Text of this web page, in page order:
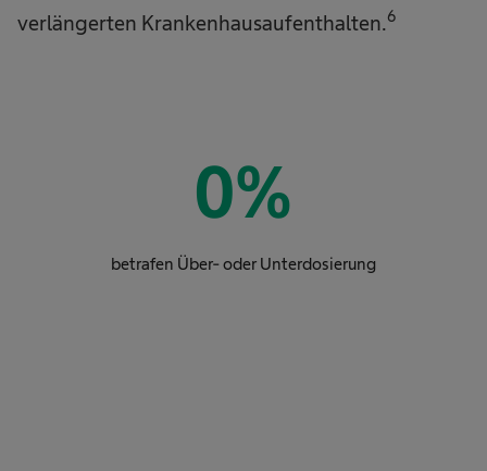
verlängerten Krankenhausaufenthalten.6
0%
betrafen Über- oder Unterdosierung